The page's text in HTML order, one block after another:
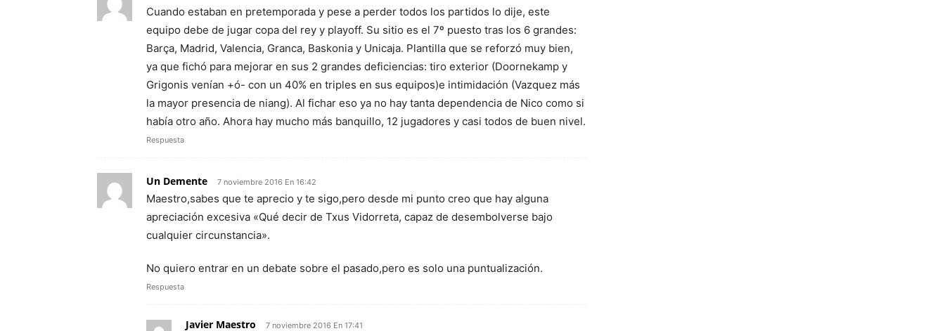
Cuando estaban en pretemporada y pese a perder todos los partidos lo dije, este
equipo debe de jugar copa del rey y playoff. Su sitio es el 7º puesto tras los 6 grandes:
Barça, Madrid, Valencia, Granca, Baskonia y Unicaja. Plantilla que se reforzó muy bien,
ya que fichó para mejorar en sus 2 grandes deficiencias: tiro exterior (Doornekamp y
Grigonis venían +ó- con un 40% en triples en sus equipos)e intimidación (Vazquez más
la mayor presencia de niang). Al fichar eso ya no hay tanta dependencia de Nico como si
había otro año. Ahora hay mucho más banquillo, 12 jugadores y casi todos de buen nivel.
Respuesta
Un Demente 7 noviembre 2016 En 16:42
Maestro,sabes que te aprecio y te sigo,pero desde mi punto creo que hay alguna
apreciación excesiva «Qué decir de Txus Vidorreta, capaz de desembolverse bajo
cualquier circunstancia».
No quiero entrar en un debate sobre el pasado,pero es solo una puntualización.
Respuesta
Javier Maestro 7 noviembre 2016 En 17:41